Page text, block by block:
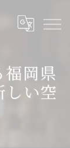
岡県
しい空